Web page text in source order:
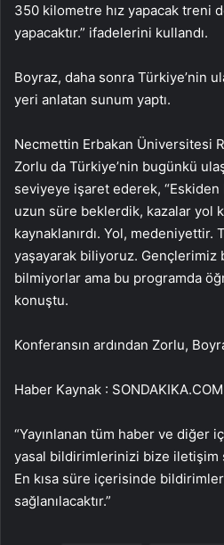
350 kilometre hız yapacak treni
yapacaktır.” ifadelerini kullandı.
Boyraz, daha sonra Türkiye’nin
yeri anlatan sunum yaptı.
Necmettin Erbakan Üniversitesi
Zorlu da Türkiye’nin bugünkü
seviyeye işaret ederek, “Eskiden
uzun süre beklerdik, kazalar yol
kaynaklanırdı. Yol, medeniyettir.
yaşayarak biliyoruz. Gençlerimiz
bilmiyorlar ama bu programda
konuştu.
Konferansın ardından Zorlu,
Haber Kaynak : SONDAKIKA.COM
“Yayınlanan tüm haber ve diğer
yasal bildirimlerinizi bize iletişim
En kısa süre içerisinde
sağlanılacaktır.”